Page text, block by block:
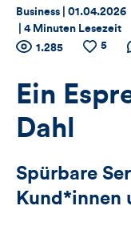
Thema:
Business | Datum:
01.04.2026
4 Minuten Lesezeit
Zähler
für
Views,
und
Anzahl
1.285
Anzahl
5
Ein
Dahl
Spürbare
Kund*innen